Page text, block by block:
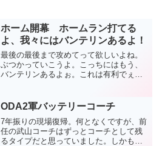
ホーム開幕 ホームラン打てる
よ、我々にはバンテリンあるよ！
最後の最後まで攻めてって欲しいよね。
ぶつかっていこうよ。こっちにはもう、
バンテリンあるよぉ。これは有利でぇ
でスタートです。広くても、フェンスが
ク〇高くても攻めていきましょ...
ODA2軍バッテリーコーチ
7年振りの現場復帰。何となくですが、前
任の武山コーチはずっとコーチとして残
るタイプだと思っていました。しかも、